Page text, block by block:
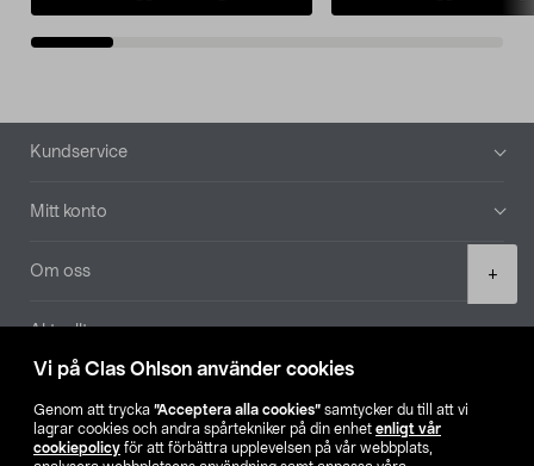
Vi på Clas Ohlson använder cookies
Genom att trycka ”Acceptera alla cookies” samtycker du till att vi
lagrar cookies och andra spårtekniker på din enhet enligt vår
cookiepolicy för att förbättra upplevelsen på vår webbplats,
+
Sidfot
Kundservice
Mitt konto
Om oss
Aktuellt
Hitta butik